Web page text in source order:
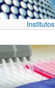
Institutos